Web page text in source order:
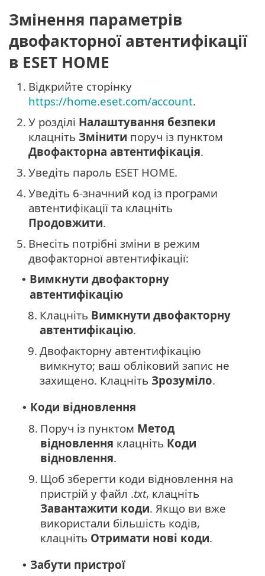
Змінення параметрів
двофакторної автентифікації
в ESET HOME
1. Відкрийте сторінку
https://home.eset.com/account.
2. У розділі Налаштування безпеки
клацніть Змінити поруч із пунктом
Двофакторна автентифікація.
3. Уведіть пароль ESET HOME.
4. Уведіть 6-значний код із програми
автентифікації та клацніть
Продовжити.
5. Внесіть потрібні зміни в режим
двофакторної автентифікації:
• Вимкнути двофакторну
автентифікацію
8. Клацніть Вимкнути двофакторну
автентифікацію.
9. Двофакторну автентифікацію
вимкнуто; ваш обліковий запис не
захищено. Клацніть Зрозуміло.
• Коди відновлення
8. Поруч із пунктом Метод
відновлення клацніть Коди
відновлення.
9. Щоб зберегти коди відновлення на
пристрій у файл .txt, клацніть
Завантажити коди. Якщо ви вже
використали більшість кодів,
клацніть Отримати нові коди.
• Забути пристрої